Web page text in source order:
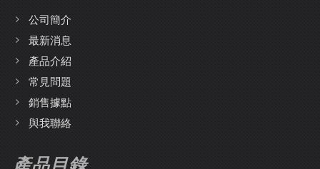
公司簡介
最新消息
產品介紹
常見問題
銷售據點
與我聯絡